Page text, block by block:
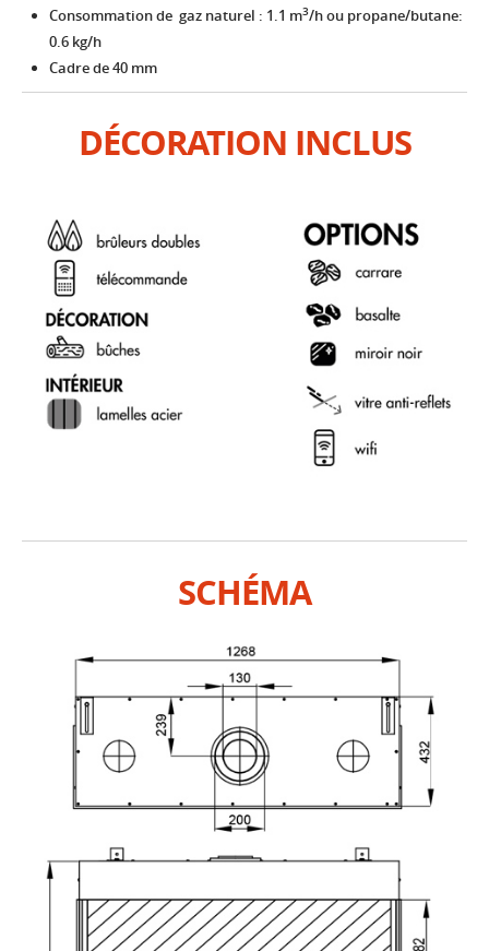
Consommation de gaz naturel : 1.1 m3/h ou propane/butane:
0.6 kg/h
Cadre de 40 mm
DÉCORATION INCLUS
SCHÉMA